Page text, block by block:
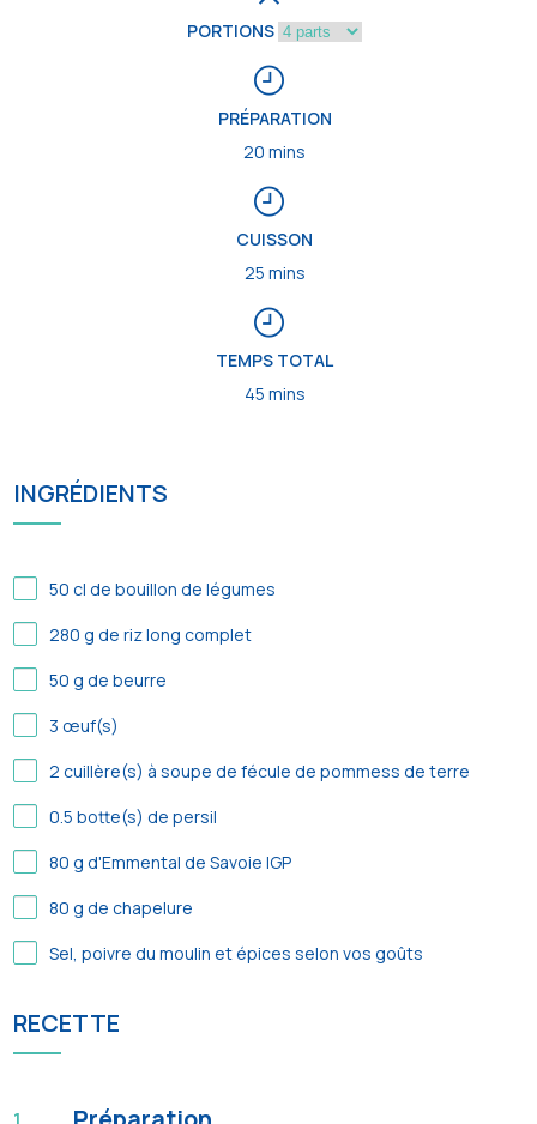
PORTIONS
PRÉPARATION
20 mins
CUISSON
25 mins
TEMPS TOTAL
45 mins
INGRÉDIENTS
50 cl de bouillon de légumes
280 g de riz long complet
50 g de beurre
3 œuf(s)
2 cuillère(s) à soupe de fécule de pommess de terre
0.5 botte(s) de persil
80 g d'Emmental de Savoie IGP
80 g de chapelure
Sel, poivre du moulin et épices selon vos goûts
RECETTE